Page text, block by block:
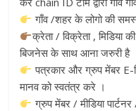
गाँव /शहर के लोगो की
क्रेता / विक्रेता , मिडिया
बिजनेस के साथ आना जरुरी है
पत्रकार और ग्रुप मेंबर E-
मानव को स्वतंत्र करे ।
ग्रुप मेंबर / मीडिया